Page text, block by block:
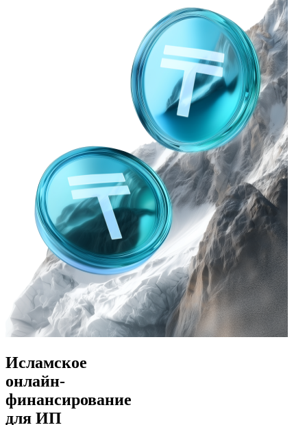
Исламское
онлайн-
финансирование
для ИП